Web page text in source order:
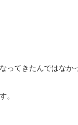
ってきたんではなか
。